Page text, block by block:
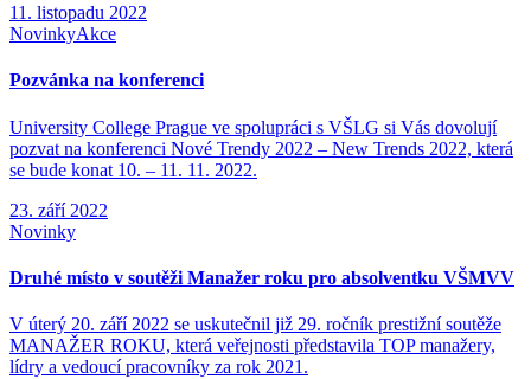
11. listopadu 2022
NovinkyAkce
Pozvánka na konferenci
University College Prague ve spolupráci s VŠLG si Vás dovolují
pozvat na konferenci Nové Trendy 2022 – New Trends 2022, která
se bude konat 10. – 11. 11. 2022.
23. září 2022
Novinky
Druhé místo v soutěži Manažer roku pro absolventku VŠMVV
V úterý 20. září 2022 se uskutečnil již 29. ročník prestižní soutěže
MANAŽER ROKU, která veřejnosti představila TOP manažery,
lídry a vedoucí pracovníky za rok 2021.